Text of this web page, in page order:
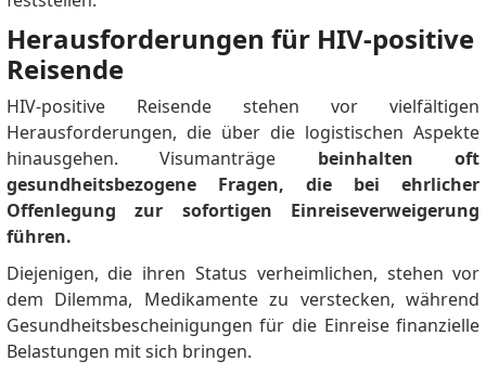
Herausforderungen für HIV-positive
Reisende
HIV-positive Reisende stehen vor vielfältigen
Herausforderungen, die über die logistischen Aspekte
hinausgehen.Visumanträge beinhalten oft
gesundheitsbezogene Fragen, die bei ehrlicher
Offenlegung zur sofortigen Einreiseverweigerung
führen.
Diejenigen, die ihren Status verheimlichen, stehen vor
dem Dilemma, Medikamente zu verstecken, während
Gesundheitsbescheinigungen für die Einreise finanzielle
Belastungen mit sich bringen.